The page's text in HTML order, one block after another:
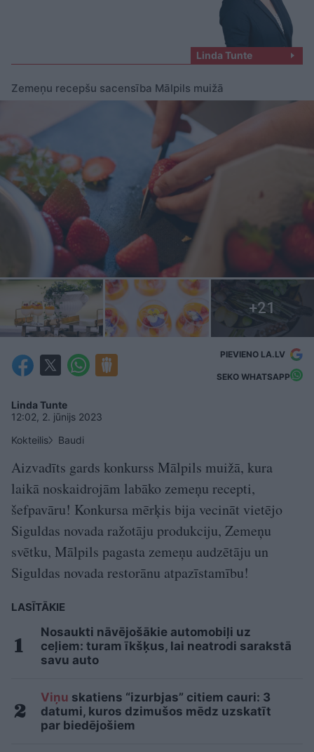
Linda Tunte
Zemeņu recepšu sacensība Mālpils muižā
PIEVIENO LA.LV
SEKO WHATSAPP
Linda Tunte
12:02, 2. jūnijs 2023
Kokteilis
Baudi
Aizvadīts gards konkurss Mālpils muižā, kura
laikā noskaidrojām labāko zemeņu recepti,
šefpavāru! Konkursa mērķis bija vecināt vietējo
Siguldas novada ražotāju produkciju, Zemeņu
svētku, Mālpils pagasta zemeņu audzētāju un
Siguldas novada restorānu atpazīstamību!
LASĪTĀKIE
Nosaukti nāvējošākie automobiļi uz
ceļiem: turam īkšķus, lai neatrodi sarakstā
savu auto
Viņu skatiens “izurbjas” citiem cauri: 3
datumi, kuros dzimušos mēdz uzskatīt
par biedējošiem